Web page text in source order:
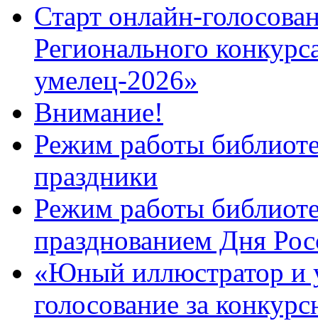
Старт онлайн-
Регионального
умелец-2026»
Внимание!
Режим работы
праздники
Режим работы
празднованием Дня
«Юный иллюстратор и
голосование за